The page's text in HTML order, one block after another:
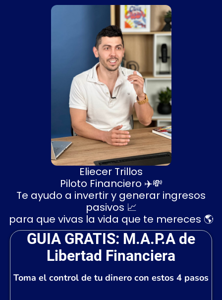
Eliecer Trillos
Piloto Financiero ✈️💸
Te ayudo a invertir y generar ingresos
pasivos 📈
para que vivas la vida que te mereces 🌎
GUIA GRATIS: M.A.P.A de
Libertad Financiera
Toma el control de tu dinero con estos 4 pasos